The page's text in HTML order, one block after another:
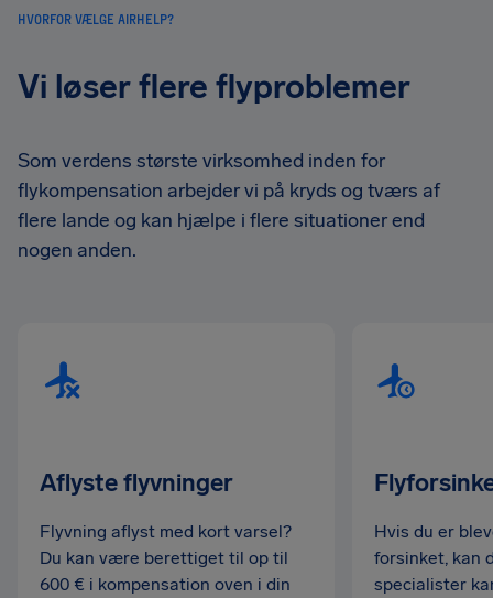
HVORFOR VÆLGE AIRHELP?
Vi løser flere flyproblemer
Som verdens største virksomhed inden for
flykompensation arbejder vi på kryds og tværs af
flere lande og kan hjælpe i flere situationer end
nogen anden.
Aflyste flyvninger
Flyvning aflyst med kort varsel?
Du kan være berettiget til op til
600 € i kompensation oven i din
Hvis du er
forsinket, kan
specialister